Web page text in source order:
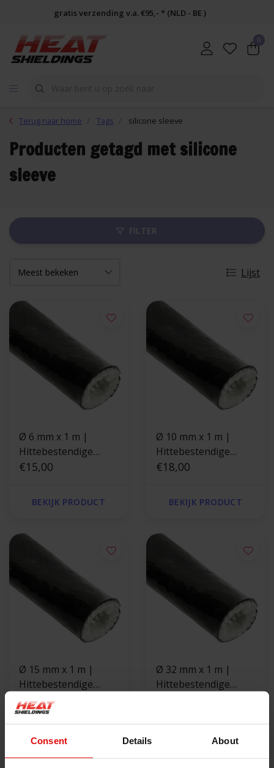
Consent Details About
gratis verzending v.a. €95,- * (NLD - BE )
0
Terug naar home Tags silicone sleeve
Producten getagd met silicone
sleeve
FILTER
Lijst
Ø 6 mm x 1 m |
Hittebestendige
silicone isolatiekous -
€15,00
BEKIJK PRODUCT
Ø 10 mm x 1 m |
Hittebestendige
silicone isolatiekous -
€18,00
BEKIJK PRODUCT
Ø 15 mm x 1 m |
Hittebestendige
silicone isolatiekous -
Zwart
€19,00
BEKIJK PRODUCT
Ø 32 mm x 1 m |
Hittebestendige
BEKIJK PRODUCT